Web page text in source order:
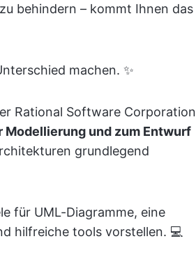
behindern – kommt Ihnen das
machen. ✨
Rational Software Corporation
und zum Entwurf
grundlegend
für UML-Diagramme, eine
hilfreiche tools vorstellen. 💻